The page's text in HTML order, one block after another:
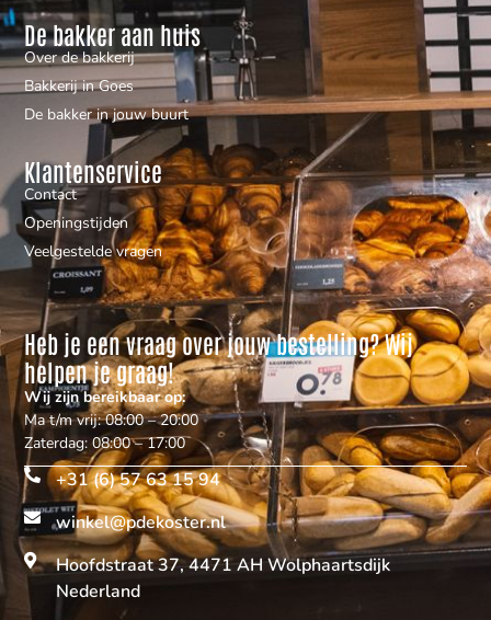
De bakker aan huis
Over de bakkerij
Bakkerij in Goes
De bakker in jouw buurt
Klantenservice
Contact
Openingstijden
Veelgestelde vragen
Heb je een vraag over jouw bestelling? Wij
helpen je graag!
Wij zijn bereikbaar op:
Ma t/m vrij: 08:00 – 20:00
Zaterdag: 08:00 – 17:00
+31 (6) 57 63 15 94
winkel@pdekoster.nl
Hoofdstraat 37, 4471 AH Wolphaartsdijk
Nederland